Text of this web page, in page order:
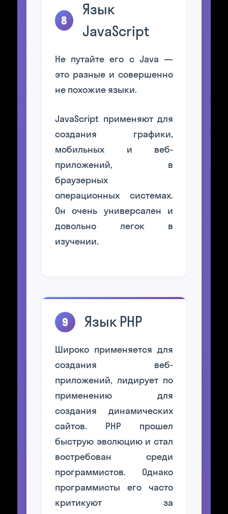
8
Язык
JavaScript
Не путайте его с Java —
это разные и совершенно
не похожие языки.
JavaScript применяют для
создания графики,
мобильных и веб-
приложений, в
браузерных
операционных системах.
Он очень универсален и
довольно легок в
изучении.
9 Язык PHP
Широко применяется для
создания веб-
приложений, лидирует по
применению для
создания динамических
сайтов. PHP прошел
быструю эволюцию и стал
востребован среди
программистов. Однако
программисты его часто
критикуют за